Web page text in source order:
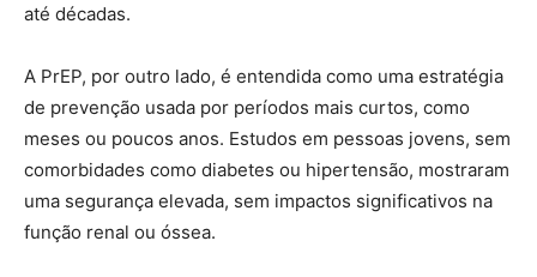
até décadas.
A PrEP, por outro lado, é entendida como uma estratégia
de prevenção usada por períodos mais curtos, como
meses ou poucos anos. Estudos em pessoas jovens, sem
comorbidades como diabetes ou hipertensão, mostraram
uma segurança elevada, sem impactos significativos na
função renal ou óssea.